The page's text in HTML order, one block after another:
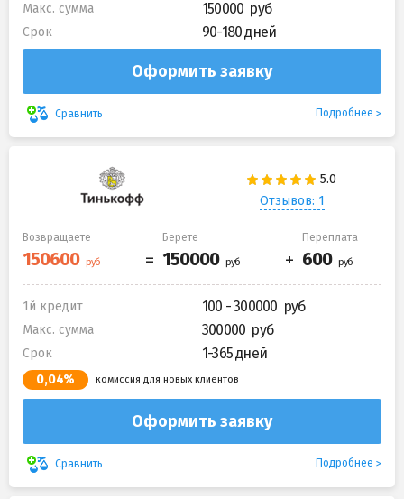
Макс. сумма 150000
Срок 90-180 дней
Оформить заявку
Сравнить Подробнее
Отзывов: 1
Возвращаете Берете Переплата
1й кредит 100 - 300000
Макс. сумма 300000
Срок 1-365 дней
0,04% комиссия для новых клиентов
Оформить заявку
Сравнить Подробнее